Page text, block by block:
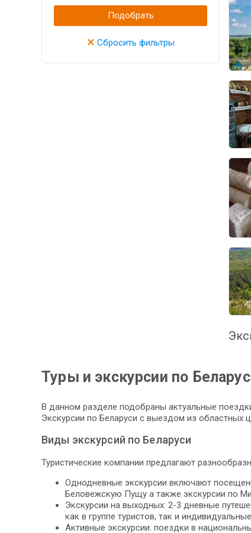
Подобрать
× Сбросить фильтры
Туры и экскурсии по
В данном разделе подобраны актуальные
Экскурсии по Беларуси с выездом из областных
Виды экскурсий по Беларуси
Туристические компании предлагают
Однодневные экскурсии включают
Беловежскую Пущу а также экскурсии по
Экскурсии на выходных: 2-3 дневные
как в группе туристов, так и
Активные экскурсии: поездки в